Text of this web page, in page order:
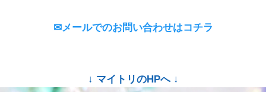
✉メールでのお問い合わせはコチラ
↓ マイトリのHPへ ↓